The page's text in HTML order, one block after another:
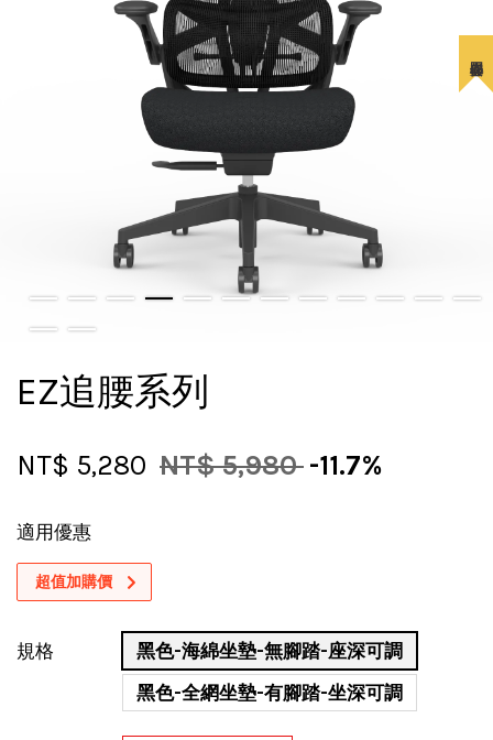
EZ追腰系列
NT$ 5,280 NT$ 5,980 -11.7%
適用優惠
超值加購價
規格
黑色-海綿坐墊-無腳踏-座深可調
黑色-全網坐墊-有腳踏-坐深可調